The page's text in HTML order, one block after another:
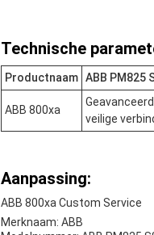
Technische
Productnaam ABB PM825
ABB 800xa
veilige
Aanpassing:
ABB 800xa Custom Service
Merknaam: ABB